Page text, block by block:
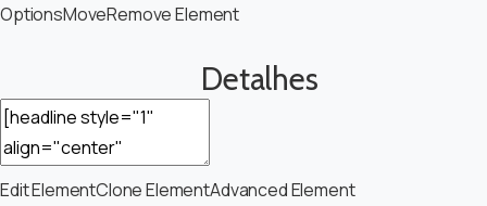
OptionsMoveRemove Element
Detalhes
Edit ElementClone ElementAdvanced Element